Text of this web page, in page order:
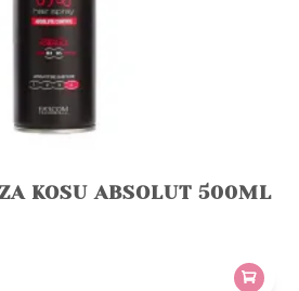
KOSU ABSOLUT 500ML